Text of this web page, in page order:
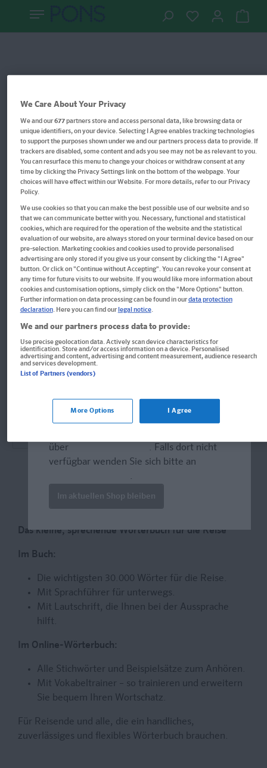
PONS Praxiswörterbuch
Französisch
Französisch-Deutsch/Deutsch-Französisch. Mit
Sprachführer und Online-Wörterbuch
Derzeit nicht erhältlich.
Vergriffen, wird abgel�st durch neue Ausgabe.
Das kleine, sprechende Wörterbuch für die Reise
Im Buch:
Die wichtigsten 30.000 Wörter für die Reise.
Mit Sprachführer für unterwegs.
Mit Lautschrift, die Ihnen bei der Aussprache
hilft.
Im Online-Wörterbuch:
Alle Stichwörter und Beispielsätze zum Anhören.
Mit Vokabeltrainer – so trainieren und erweitern
Sie bequem Ihren Wortschatz.
Für Reisende und alle, die ein handliches,
zuverlässiges und flexibles Wörterbuch brauchen.
über
. Falls dort nicht
verfügbar wenden Sie sich bitte an
.
Im aktuellen Shop bleiben
We Care About Your Privacy
We and our677partners store and access personal data, like browsing data or
unique identifiers, on your device. Selecting I Agree enables tracking technologies
to support the purposes shown under we and our partners process data to provide. If
trackers are disabled, some content and ads you see may not be as relevant to you.
You can resurface this menu to change your choices or withdraw consent at any
time by clicking the Privacy Settings link on the bottom of the webpage. Your
choices will have effect within our Website. For more details, refer to our Privacy
Policy.
We use cookies so that you can make the best possible use of our website and so
that we can communicate better with you. Necessary, functional and statistical
cookies, which are required for the operation of the website and the statistical
evaluation of our website, are always stored on your terminal device based on our
pre-selection. Marketing cookies and cookies used to provide personalised
advertising are only stored if you give us your consent by clicking the "I Agree"
button. Or click on "Continue without Accepting". You can revoke your consent at
any time for future visits to our website. If you would like more information about
cookies and customisation options, simply click on the "More Options" button.
Further information on data processing can be found in ourdata protection
declaration. Here you can find our legal notice.
We and our partners process data to provide:
Use precise geolocation data. Actively scan device characteristics for
identification. Store and/or access information on a device. Personalised
advertising and content, advertising and content measurement, audience research
and services development.
List of Partners (vendors)
More Options I Agree